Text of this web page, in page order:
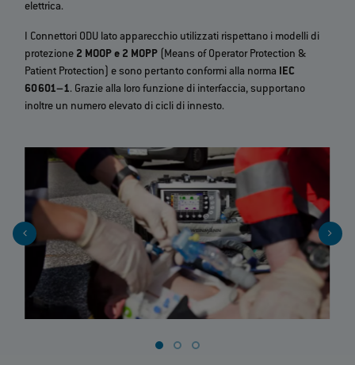
elettrica.
I Connettori ODU lato apparecchio utilizzati rispettano i modelli di
protezione 2 MOOP e 2 MOPP (Means of Operator Protection &
Patient Protection) e sono pertanto conformi alla norma IEC
60601–1. Grazie alla loro funzione di interfaccia, supportano
inoltre un numero elevato di cicli di innesto.